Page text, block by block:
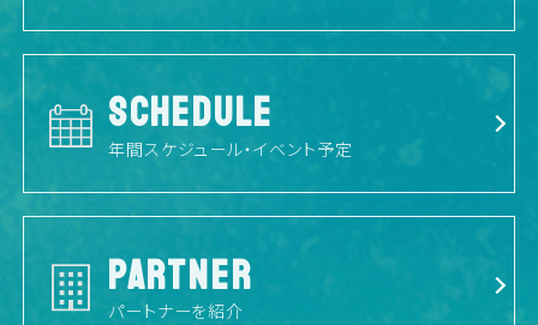
SCHEDULE
年間スケジュール・イベント予定
PARTNER
パートナーを紹介